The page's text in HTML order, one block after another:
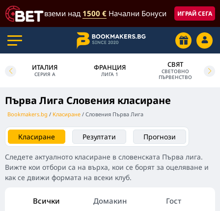
вземи над 1500 € Начални Бонуси ИГРАЙ СЕГА
ИТАЛИЯ
СЕРИЯ А
ФРАНЦИЯ
ЛИГА 1
СВЯТ
СВЕТОВНО
ПЪРВЕНСТВО
Първа Лига Словения класиране
Bookmakers.bg Класиране Словения Първа Лига
Класиране Резултати Прогнози
Следете актуалното класиране в словенската Първа лига.
Вижте кои отбори са на върха, кои се борят за оцеляване и
как се движи формата на всеки клуб.
Всички Домакин Гост